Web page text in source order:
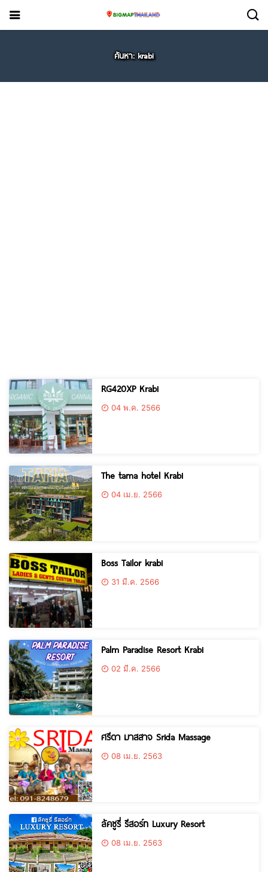
ค้นหา: krabi
RG420XP Krabi
04 พ.ค. 2566
The tama hotel Krabi
04 เม.ย. 2566
Boss Tailor krabi
31 มี.ค. 2566
Palm Paradise Resort Krabi
02 มี.ค. 2566
ศรีดา มาสสาจ Srida Massage
08 เม.ย. 2563
ลัคซูรี่ รีสอร์ท Luxury Resort
08 เม.ย. 2563